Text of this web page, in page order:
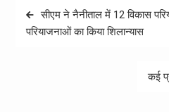
Post
navigation
सीएम ने नैनीताल में 12 विकास
परियाजनाओं का किया शिलान्यास
कई